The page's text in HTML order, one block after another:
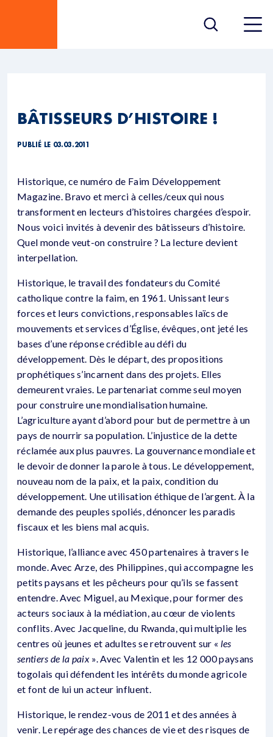
BÂTISSEURS D’HISTOIRE !
PUBLIÉ LE 03.03.2011
Historique, ce numéro de Faim Développement
Magazine. Bravo et merci à celles/ceux qui nous
transforment en lecteurs d’histoires chargées d’espoir.
Nous voici invités à devenir des bâtisseurs d’histoire.
Quel monde veut-on construire ? La lecture devient
interpellation.
Historique, le travail des fondateurs du Comité
catholique contre la faim, en 1961. Unissant leurs
forces et leurs convictions, responsables laïcs de
mouvements et services d’Église, évêques, ont jeté les
bases d’une réponse crédible au défi du
développement. Dès le départ, des propositions
prophétiques s’incarnent dans des projets. Elles
demeurent vraies. Le partenariat comme seul moyen
pour construire une mondialisation humaine.
L’agriculture ayant d’abord pour but de permettre à un
pays de nourrir sa population. L’injustice de la dette
réclamée aux plus pauvres. La gouvernance mondiale et
le devoir de donner la parole à tous. Le développement,
nouveau nom de la paix, et la paix, condition du
développement. Une utilisation éthique de l’argent. À la
demande des peuples spoliés, dénoncer les paradis
fiscaux et les biens mal acquis.
Historique, l’alliance avec 450 partenaires à travers le
monde. Avec Arze, des Philippines, qui accompagne les
petits paysans et les pêcheurs pour qu’ils se fassent
entendre. Avec Miguel, au Mexique, pour former des
acteurs sociaux à la médiation, au cœur de violents
conflits. Avec Jacqueline, du Rwanda, qui multiplie les
centres où jeunes et adultes se retrouvent sur « les
sentiers de la paix ». Avec Valentin et les 12 000 paysans
togolais qui défendent les intérêts du monde agricole
et font de lui un acteur influent.
Historique, le rendez-vous de 2011 et des années à
venir. Le repérage des chances de vie et des risques de